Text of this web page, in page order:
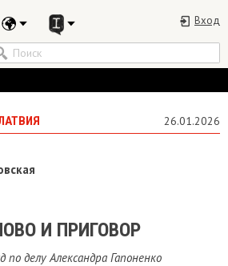
Вход
26.01.2026
И ПРИГОВОР
по делу Александра Гапоненко